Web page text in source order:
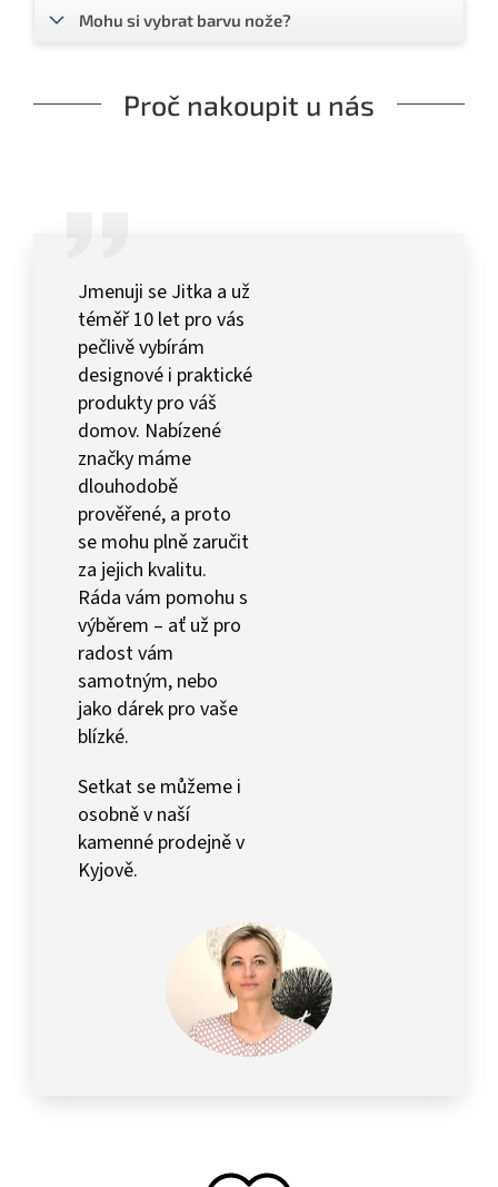
Mohu si vybrat barvu nože?
Proč nakoupit u nás
Jmenuji se Jitka a už
téměř 10 let pro vás
pečlivě vybírám
designové i praktické
produkty pro váš
domov. Nabízené
značky máme
dlouhodobě
prověřené, a proto
se mohu plně zaručit
za jejich kvalitu.
Ráda vám pomohu s
výběrem – ať už pro
radost vám
samotným, nebo
jako dárek pro vaše
blízké.
Setkat se můžeme i
osobně v naší
kamenné prodejně v
Kyjově.